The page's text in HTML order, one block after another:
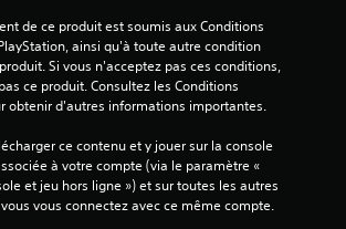
de ce produit est soumis aux Conditions
ainsi qu'à toute autre condition
Si vous n'acceptez pas ces conditions,
ce produit. Consultez les Conditions
obtenir d'autres informations importantes.
ce contenu et y jouer sur la console
à votre compte (via le paramètre «
et jeu hors ligne ») et sur toutes les autres
vous connectez avec ce même compte.